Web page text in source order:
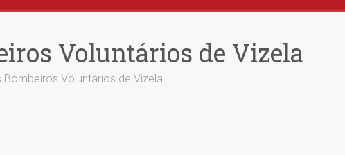
Voluntários de Vizela
Voluntários de Vizela